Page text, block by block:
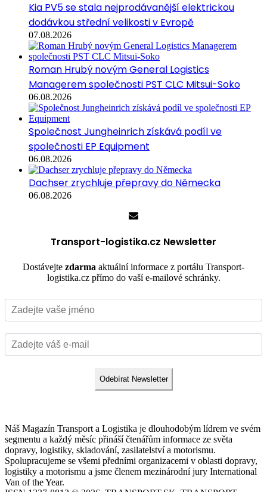
Kia PV5 se stala nejprodávanější elektrickou
dodávkou střední velikosti v Evropě
07.08.2026
Roman Hrubý novým General Logistics
Managerem společnosti PST CLC Mitsui-Soko
06.08.2026
Společnost Jungheinrich získává podíl ve
společnosti EP Equipment
06.08.2026
Dachser zrychluje přepravy do Německa
06.08.2026
Transport-logistika.cz Newsletter
Dostávejte zdarma aktuální informace z portálu Transport-
logistika.cz přímo do vaší e-mailové schránky.
Odebírat Newsletter
Náš Magazín Transport a Logistika je dlouhodobým lídrem ve svém
segmentu a každý měsíc přináší čtenářům informace ze světa
dopravy, logistiky, skladování, zasilatelství a motorismu.
Spolupracujeme se všemi předními organizacemi v oblasti dopravy,
logistiky a motorismu a jsme členem mezinárodní jury International
Van of the Year.